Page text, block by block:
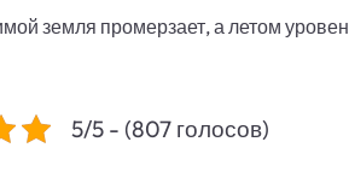
земля промерзает, а летом
5/5 - (807 голосов)